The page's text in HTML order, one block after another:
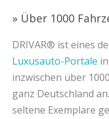
» Über 1000
DRIVAR® ist eines
Luxusauto-Portale
inzwischen über
ganz Deutschland
seltene Exemplare